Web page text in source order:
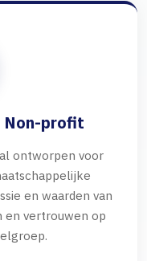
Non-profit
ontworpen voor
en waarden van
en vertrouwen op